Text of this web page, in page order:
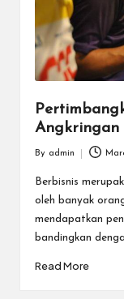
Angkringan
by
By admin
Berbisnis
oleh banyak
mendapatkan
bandingkan
Read More